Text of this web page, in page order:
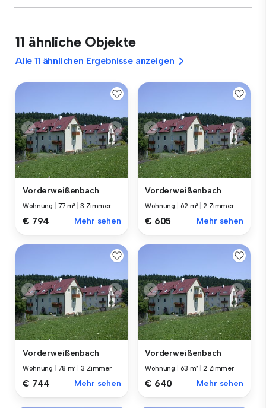
11 ähnliche Objekte
Alle 11 ähnlichen Ergebnisse anzeigen
Vorderweißenbach
Wohnung 77 m² |3 Zimmer
€ 794 Mehr sehen
Vorderweißenbach
Wohnung 62 m² |2 Zimmer
€ 605 Mehr sehen
Vorderweißenbach
Wohnung 78 m² |3 Zimmer
€ 744 Mehr sehen
Vorderweißenbach
Wohnung 63 m² |2 Zimmer
€ 640 Mehr sehen